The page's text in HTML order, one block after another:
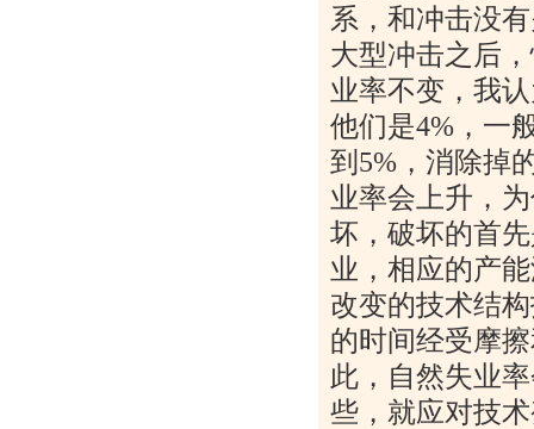
系，和冲击没
大型冲击之后
业率不变，我
他们是4% ，一
到 5% ，消除掉
业率会上升，
坏，破坏的首
业，相应的产
改变的技术结
的时间经受摩
此，自然失业
些，就应对技